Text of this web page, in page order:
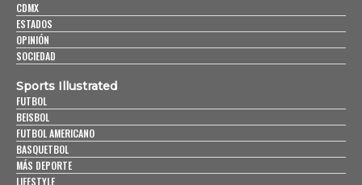
CDMX
ESTADOS
OPINIÓN
SOCIEDAD
Sports Illustrated
FUTBOL
BEISBOL
FUTBOL AMERICANO
BASQUETBOL
MÁS DEPORTE
LIFESTYLE